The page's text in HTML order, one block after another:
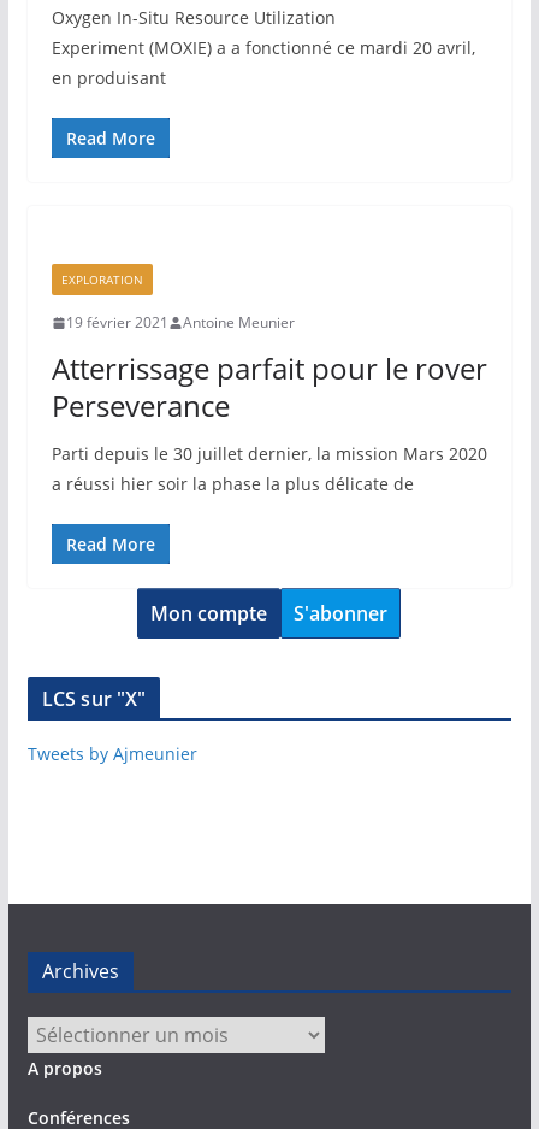
Oxygen In-Situ Resource Utilization
Experiment (MOXIE) a a fonctionné ce mardi 20 avril,
en produisant
Read More
EXPLORATION
19 février 2021 Antoine Meunier
Atterrissage parfait pour le rover
Perseverance
Parti depuis le 30 juillet dernier, la mission Mars 2020
a réussi hier soir la phase la plus délicate de
Read More
Mon compte S'abonner
LCS sur "X"
Tweets by Ajmeunier
Archives
Archives
A propos
Conférences